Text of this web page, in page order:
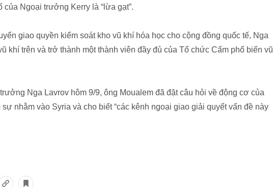
Ngoại trưởng Kerry là “lừa gạt”.
giao quyền kiểm soát kho vũ khí hóa học cho cộng đồng quốc tế, Nga
khí trên và trở thành một thành viên đầy đủ của Tổ chức Cấm phổ biến vũ
Nga Lavrov hôm 9/9, ông Moualem đã đặt câu hỏi về động cơ của
nhằm vào Syria và cho biết “các kênh ngoại giao giải quyết vấn đề này